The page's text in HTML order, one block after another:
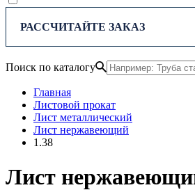
РАССЧИТАЙТЕ ЗАКАЗ
Поиск по каталогу
Главная
Листовой прокат
Лист металлический
Лист нержавеющий
1.38
Лист